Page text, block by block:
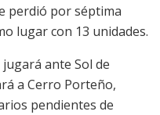
perdió por séptima
lugar con 13 unidades.
ante Sol de
a Cerro Porteño,
pendientes de